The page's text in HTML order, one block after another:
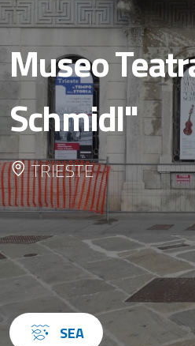
Museo
Schmidl"
TRIESTE
SEA